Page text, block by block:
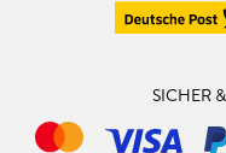
SICHER